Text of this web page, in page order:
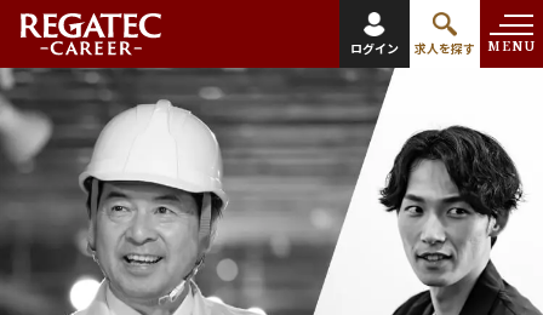
ログイン 求人を探す MENU